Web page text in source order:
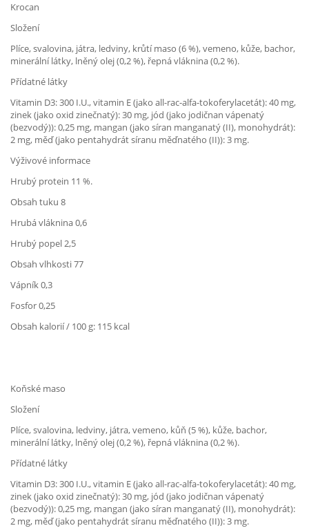
Krocan
Složení
Plíce, svalovina, játra, ledviny, krůtí maso (6 %), vemeno, kůže, bachor,
minerální látky, lněný olej (0,2 %), řepná vláknina (0,2 %).
Přídatné látky
Vitamin D3: 300 I.U., vitamin E (jako all-rac-alfa-tokoferylacetát): 40 mg,
zinek (jako oxid zinečnatý): 30 mg, jód (jako jodičnan vápenatý
(bezvodý)): 0,25 mg, mangan (jako síran manganatý (II), monohydrát):
2 mg, měď (jako pentahydrát síranu měďnatého (II)): 3 mg.
Výživové informace
Hrubý protein 11 %.
Obsah tuku 8
Hrubá vláknina 0,6
Hrubý popel 2,5
Obsah vlhkosti 77
Vápník 0,3
Fosfor 0,25
Obsah kalorií / 100 g: 115 kcal
Koňské maso
Složení
Plíce, svalovina, ledviny, játra, vemeno, kůň (5 %), kůže, bachor,
minerální látky, lněný olej (0,2 %), řepná vláknina (0,2 %).
Přídatné látky
Vitamin D3: 300 I.U., vitamin E (jako all-rac-alfa-tokoferylacetát): 40 mg,
zinek (jako oxid zinečnatý): 30 mg, jód (jako jodičnan vápenatý
(bezvodý)): 0,25 mg, mangan (jako síran manganatý (II), monohydrát):
2 mg, měď (jako pentahydrát síranu měďnatého (II)): 3 mg.